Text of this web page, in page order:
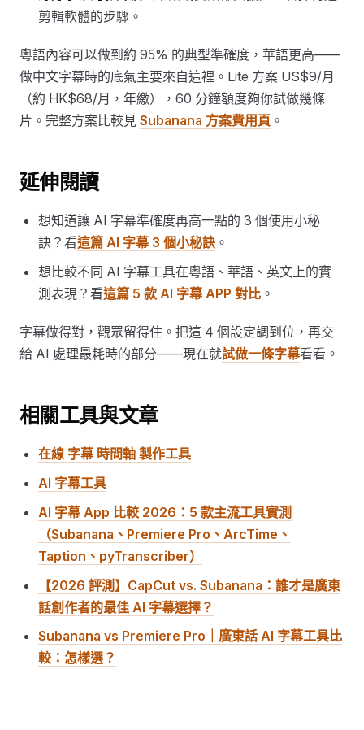
剪輯軟體的步驟。
粵語內容可以做到約 95% 的典型準確度，華語更高——
做中文字幕時的底氣主要來自這裡。Lite 方案 US$9/月
（約 HK$68/月，年繳），60 分鐘額度夠你試做幾條
片。完整方案比較見 Subanana 方案費用頁 。
延伸閱讀
想知道讓 AI 字幕準確度再高一點的 3 個使用小秘
訣？看這篇 AI 字幕 3 個小秘訣 。
想比較不同 AI 字幕工具在粵語、華語、英文上的實
測表現？看這篇 5 款 AI 字幕 APP 對比 。
字幕做得對，觀眾留得住。把這 4 個設定調到位，再交
給 AI 處理最耗時的部分——現在就試做一條字幕看看。
相關工具與文章
在線 字幕 時間軸 製作工具
AI 字幕工具
AI 字幕 App 比較 2026：5 款主流工具實測
（Subanana、Premiere Pro、ArcTime、
Taption、pyTranscriber）
【2026 評測】CapCut vs. Subanana：誰才是廣東
話創作者的最佳 AI 字幕選擇？
Subanana vs Premiere Pro｜廣東話 AI 字幕工具比
較：怎樣選？